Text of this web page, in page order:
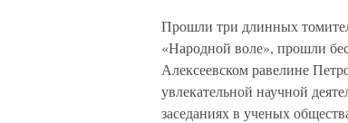
Прошли три длинных
«Народной воле», прошли
Алексеевском равелине
увлекательной научной
заседаниях в ученых